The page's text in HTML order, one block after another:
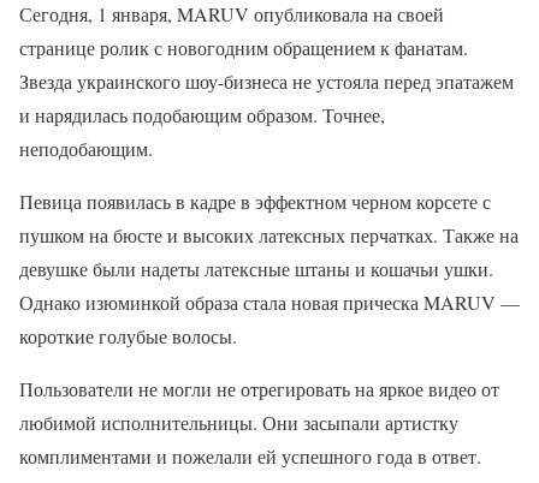
Сегодня, 1 января, MARUV опубликовала на своей
странице ролик с новогодним обращением к фанатам.
Звезда украинского шоу-бизнеса не устояла перед эпатажем
и нарядилась подобающим образом. Точнее,
неподобающим.
Певица появилась в кадре в эффектном черном корсете с
пушком на бюсте и высоких латексных перчатках. Также на
девушке были надеты латексные штаны и кошачьи ушки.
Однако изюминкой образа стала новая прическа MARUV —
короткие голубые волосы.
Пользователи не могли не отрегировать на яркое видео от
любимой исполнительницы. Они засыпали артистку
комплиментами и пожелали ей успешного года в ответ.